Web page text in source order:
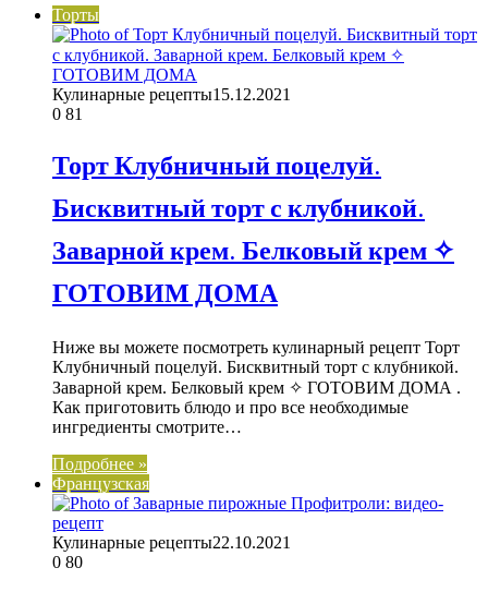
Торты
Кулинарные рецепты15.12.2021
0 81
Торт Клубничный поцелуй.
Бисквитный торт с клубникой.
Заварной крем. Белковый крем ✧
ГОТОВИМ ДОМА
Ниже вы можете посмотреть кулинарный рецепт Торт
Клубничный поцелуй. Бисквитный торт с клубникой.
Заварной крем. Белковый крем ✧ ГОТОВИМ ДОМА .
Как приготовить блюдо и про все необходимые
ингредиенты смотрите…
Подробнее »
Французская
Кулинарные рецепты22.10.2021
0 80